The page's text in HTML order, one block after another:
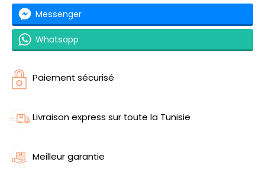
Messenger
Whatsapp
Paiement sécurisé
Livraison express sur toute la Tunisie
Meilleur garantie